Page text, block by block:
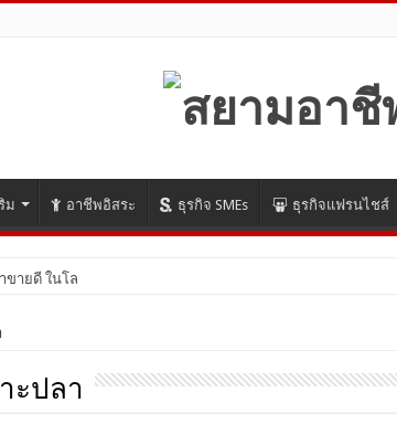
ม อาชีพอิสระ ธุรกิจ SMEs ธุรกิจแฟรนไชส์
ายดี ในโลกออนไลน์ ปี 2021 มีอ
ะปลา